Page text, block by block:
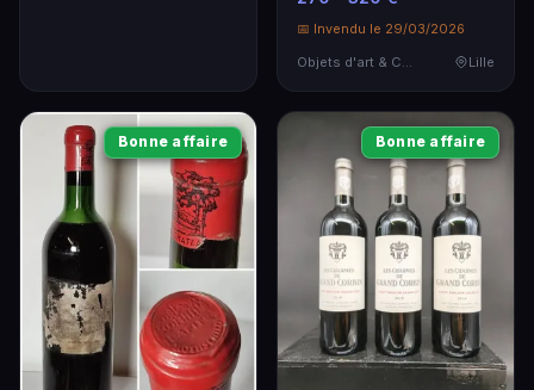
d'Exception
📅 Invendu le 29/03/2026
Lille
Bonne affaire Bonne affaire